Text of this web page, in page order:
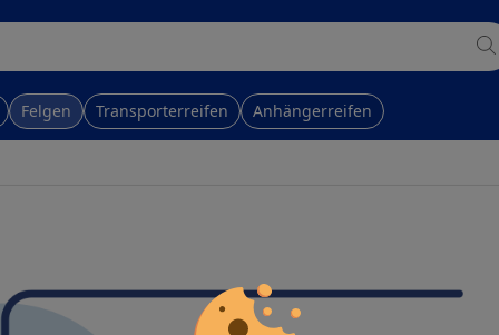
Felgen Transporterreifen Anhängerreifen